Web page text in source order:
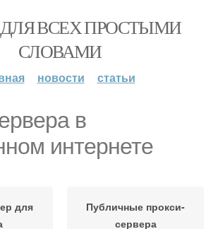
ВСЕХ ПРОСТЫМИ
СЛОВАМИ
новости статьи
в
интернете
для
Публичные прокси-
сервера